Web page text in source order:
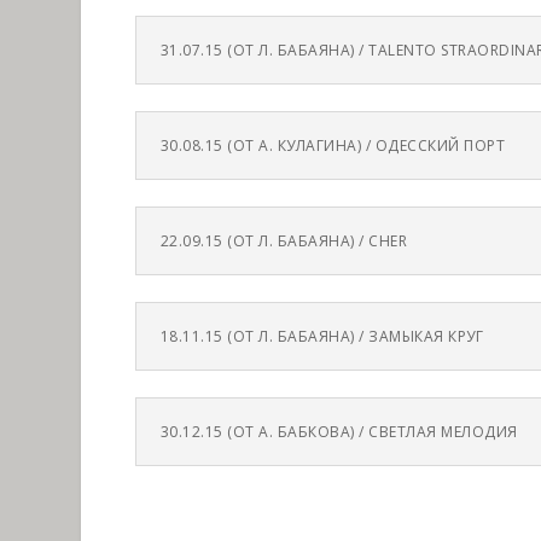
31.07.15 (ОТ Л. БАБАЯНА) / TALENTO
30.08.15 (ОТ А. КУЛАГИНА) / ОДЕССКИЙ ПОРТ
22.09.15 (ОТ Л. БАБАЯНА) / CHER
18.11.15 (ОТ Л. БАБАЯНА) / ЗАМЫКАЯ КРУГ
30.12.15 (ОТ А. БАБКОВА) / СВЕТЛАЯ МЕЛОДИЯ